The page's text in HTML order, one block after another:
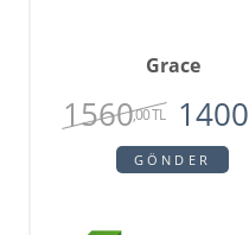
Grace
1560,00 TL 1400
GÖNDER